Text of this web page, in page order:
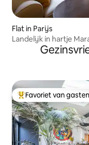
Flat in Parijs
Landelijk in hartje
Topfavoriet van
Favoriet van gasten